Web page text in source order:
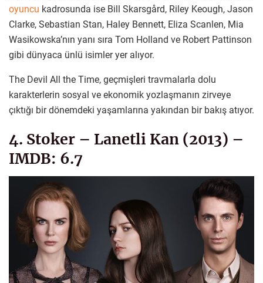
oyuncu kadrosunda ise Bill Skarsgård, Riley Keough, Jason
Clarke, Sebastian Stan, Haley Bennett, Eliza Scanlen, Mia
Wasikowska’nın yanı sıra Tom Holland ve Robert Pattinson
gibi dünyaca ünlü isimler yer alıyor.
The Devil All the Time, geçmişleri travmalarla dolu
karakterlerin sosyal ve ekonomik yozlaşmanın zirveye
çıktığı bir dönemdeki yaşamlarına yakından bir bakış atıyor.
4. Stoker – Lanetli Kan (2013) –
IMDB: 6.7